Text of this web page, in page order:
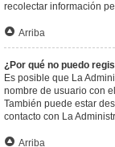
recolectar información
Arriba
¿Por qué no puedo
Es posible que La
nombre de usuario con
También puede estar
contacto con La
Arriba